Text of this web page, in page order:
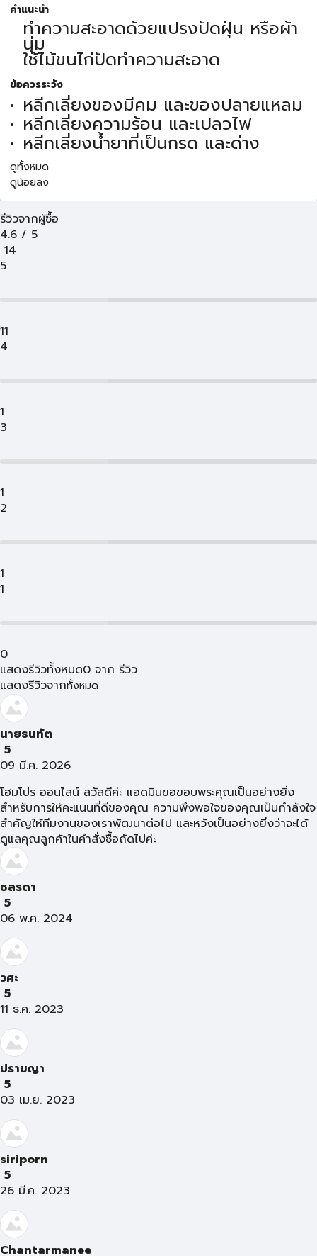
คำแนะนำ
ทำความสะอาดด้วยแปรงปัดฝุ่น หรือผ้า
นุ่ม
ใช้ไม้ขนไก่ปัดทำความสะอาด
ข้อควรระวัง
หลีกเลี่ยงของมีคม และของปลายแหลม
หลีกเลี่ยงความร้อน และเปลวไฟ
หลีกเลี่ยงน้ำยาที่เป็นกรด และด่าง
ดูทั้งหมด
ดูน้อยลง
รีวิวจากผู้ซื้อ
4.6 / 5
14
5
11
4
1
3
1
2
1
1
0
แสดงรีวิวทั้งหมด0 จาก รีวิว
แสดงรีวิวจากทั้งหมด
นายธนทัต
5
09 มี.ค. 2026
โฮมโปร ออนไลน์ สวัสดีค่ะ แอดมินขอขอบพระคุณเป็นอย่างยิ่ง
สำหรับการให้คะแนนที่ดีของคุณ ความพึงพอใจของคุณเป็นกำลังใจ
สำคัญให้ทีมงานของเราพัฒนาต่อไป และหวังเป็นอย่างยิ่งว่าจะได้
ดูแลคุณลูกค้าในคำสั่งซื้อถัดไปค่ะ
ชลรดา
5
06 พ.ค. 2024
วศะ
5
11 ธ.ค. 2023
ปราขญา
5
03 เม.ย. 2023
siriporn
5
26 มี.ค. 2023
Chantarmanee